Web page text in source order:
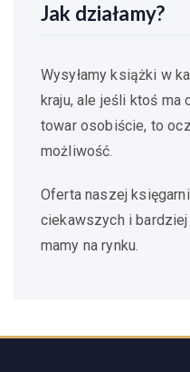
Jak działamy?
Wysyłamy książki w
kraju, ale jeśli ktoś ma
towar osobiście, to
możliwość.
Oferta naszej
ciekawszych i
mamy na rynku.